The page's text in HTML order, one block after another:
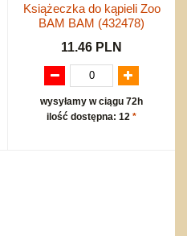
Książeczka do kąpieli Zoo
BAM BAM (432478)
11.46 PLN
wysyłamy w ciągu 72h
ilość dostępna: 12 *